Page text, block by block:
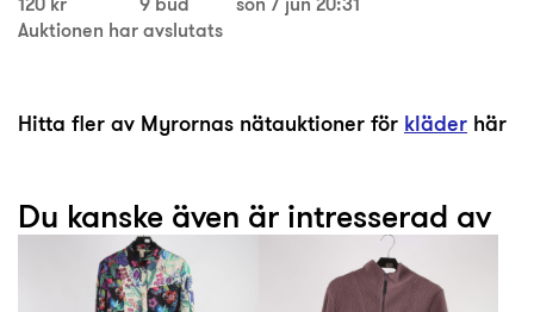
Auktionen har avslutats
Hitta fler av Myrornas nätauktioner för kläder här
Du kanske även är intresserad av